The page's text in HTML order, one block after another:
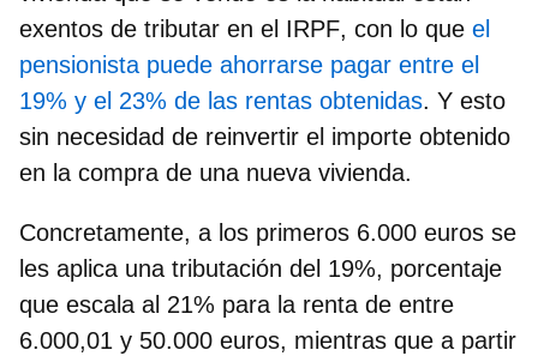
exentos de tributar en el IRPF, con lo que el
pensionista puede ahorrarse pagar entre el
19% y el 23% de las rentas obtenidas. Y esto
sin necesidad de reinvertir el importe obtenido
en la compra de una nueva vivienda.
Concretamente, a los primeros 6.000 euros se
les aplica una tributación del 19%, porcentaje
que escala al 21% para la renta de entre
6.000,01 y 50.000 euros, mientras que a partir